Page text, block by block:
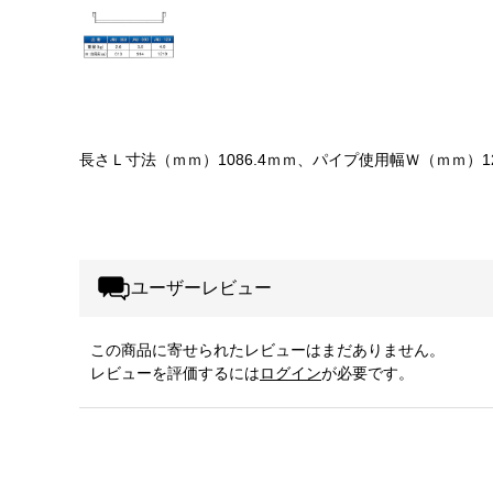
長さＬ寸法（ｍｍ）1086.4ｍｍ、パイプ使用幅Ｗ（ｍｍ）
ユーザーレビュー
この商品に寄せられたレビューはまだありません。
レビューを評価するにはログインが必要です。